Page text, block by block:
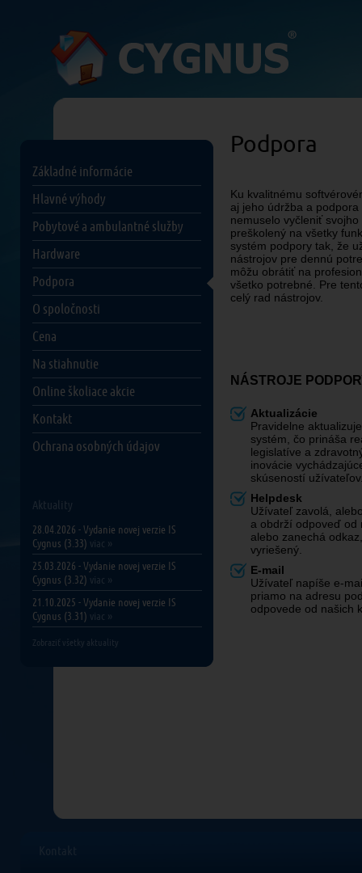
Základné informácie
Hlavné výhody
Pobytové a ambulantné služby
Hardware
Podpora
O spoločnosti
Cena
Na stiahnutie
Online školiace akcie
Kontakt
Ochrana osobných údajov
Aktuality
28.04.2026 - Vydanie novej verzie IS
Cygnus (3.33) viac »
25.03.2026 - Vydanie novej verzie IS
Cygnus (3.32) viac »
21.10.2025 - Vydanie novej verzie IS
Cygnus (3.31) viac »
Zobraziť všetky aktuality
Podpora
Ku kvalitnému
aj jeho údržba a
nemuselo vyčleniť
preškolený na všetky
systém podpory tak, že
nástrojov pre dennú
môžu obrátiť na
všetko potrebné. Pre
celý rad nástrojov.
NÁSTROJE
Aktualizácie
Pravidelne
systém, čo prináša
legislatíve a
inovácie
skúseností
Helpdesk
Užívateľ zavolá,
a obdrží odpoveď od
alebo zanechá
vyriešený.
E-mail
Užívateľ napíše e-
priamo na adresu
odpovede od našich